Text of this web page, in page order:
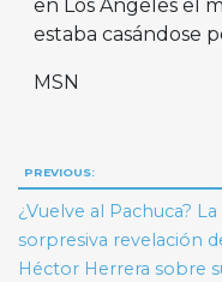
en Los Ángeles el
estaba casándose
MSN
Navegación
de
entradas
PREVIOUS:
¿Vuelve al Pachuca? La
sorpresiva revelación
Héctor Herrera sobre